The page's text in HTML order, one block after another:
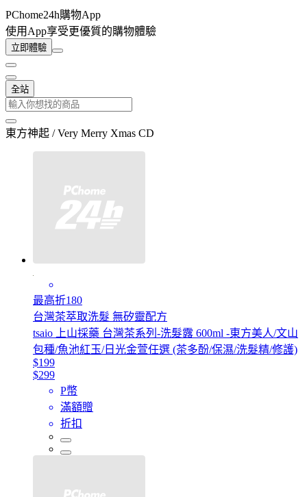
PChome24h購物App
使用App享受更優質的購物體驗
立即體驗
全站
東方神起 / Very Merry Xmas CD
最高折180
台灣茶萃取洗髮 無矽靈配方
tsaio 上山採藥 台灣茶系列-洗髮露 600ml -東方美人/文山
包種/魚池紅玉/日光金萱任選 (茶多酚/保濕/洗髮精/修護)
$199
$299
P幣
滿額贈
折扣